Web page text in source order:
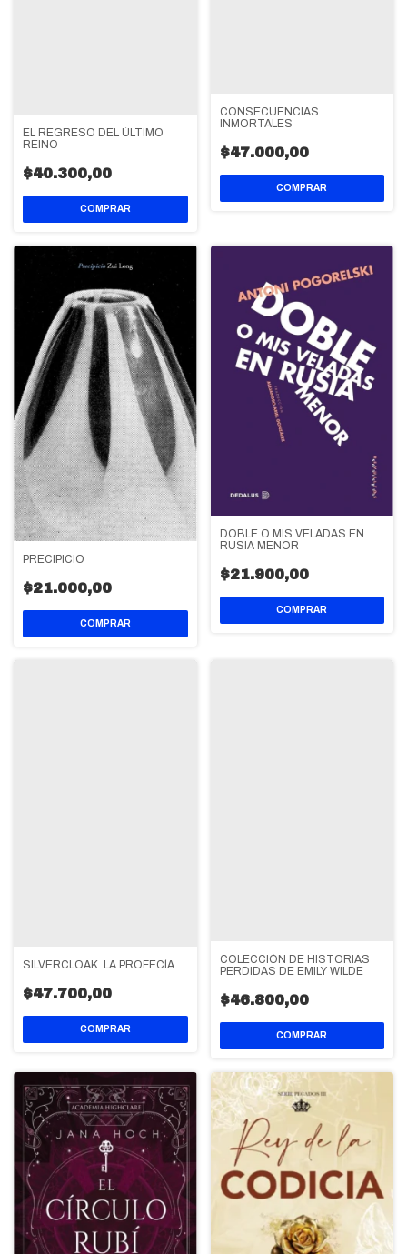
EL REGRESO DEL ÚLTIMO
REINO
$40.300,00
CONSECUENCIAS
INMORTALES
$47.000,00
PRECIPICIO
$21.000,00
DOBLE O MIS VELADAS EN
RUSIA MENOR
$21.900,00
SILVERCLOAK. LA PROFECÍA
$47.700,00
COLECCIÓN DE HISTORIAS
PERDIDAS DE EMILY WILDE
$46.800,00